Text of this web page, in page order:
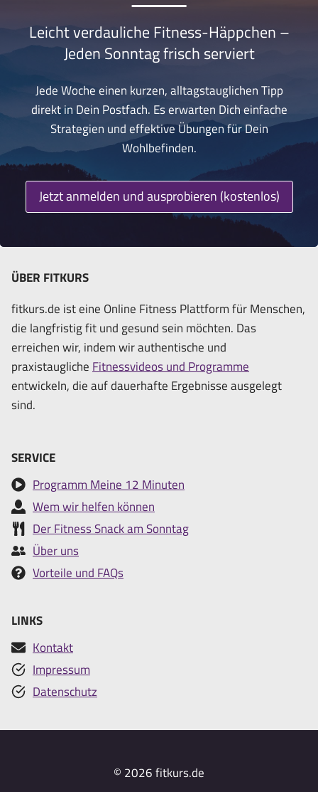
Leicht verdauliche Fitness-Häppchen –
Jeden Sonntag frisch serviert
Jede Woche einen kurzen, alltagstauglichen Tipp
direkt in Dein Postfach. Es erwarten Dich einfache
Strategien und effektive Übungen für Dein
Wohlbefinden.
Jetzt anmelden und ausprobieren (kostenlos)
ÜBER FITKURS
fitkurs.de ist eine Online Fitness Plattform für Menschen,
die langfristig fit und gesund sein möchten. Das
erreichen wir, indem wir authentische und
praxistaugliche Fitnessvideos und Programme
entwickeln, die auf dauerhafte Ergebnisse ausgelegt
sind.
SERVICE
Programm Meine 12 Minuten
Wem wir helfen können
Der Fitness Snack am Sonntag
Über uns
Vorteile und FAQs
LINKS
Kontakt
Impressum
Datenschutz
© 2026 fitkurs.de